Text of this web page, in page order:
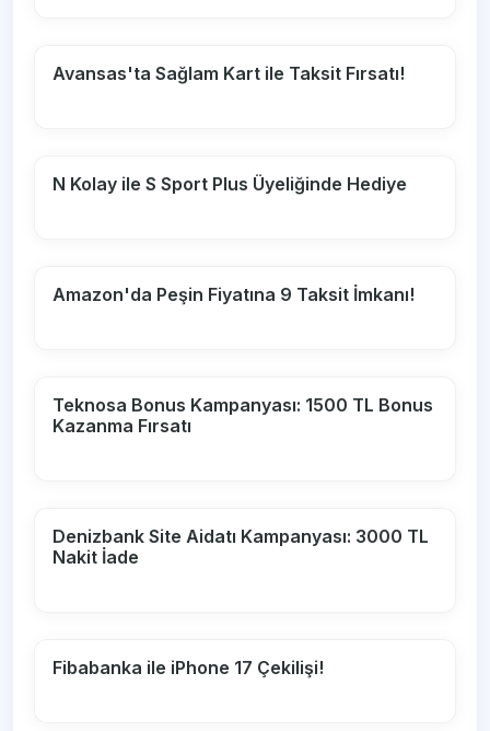
Avansas'ta Sağlam Kart ile Taksit Fırsatı!
N Kolay ile S Sport Plus Üyeliğinde Hediye
Amazon'da Peşin Fiyatına 9 Taksit İmkanı!
Teknosa Bonus Kampanyası: 1500 TL Bonus
Kazanma Fırsatı
Denizbank Site Aidatı Kampanyası: 3000 TL
Nakit İade
Fibabanka ile iPhone 17 Çekilişi!